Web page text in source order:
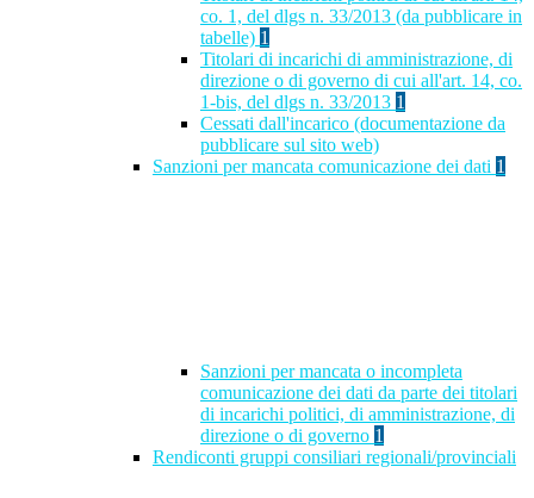
co. 1, del dlgs n. 33/2013 (da pubblicare in
tabelle) 1
Titolari di incarichi di amministrazione, di
direzione o di governo di cui all'art. 14, co.
1-bis, del dlgs n. 33/2013 1
Cessati dall'incarico (documentazione da
pubblicare sul sito web)
Sanzioni per mancata comunicazione dei dati 1
Sanzioni per mancata o incompleta
comunicazione dei dati da parte dei titolari
di incarichi politici, di amministrazione, di
direzione o di governo 1
Rendiconti gruppi consiliari regionali/provinciali